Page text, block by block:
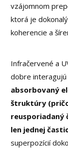
vzájomnom
ktorá je
koherencie a
Infračervené a
dobre interagujú
absorbovaný
štruktúry
reusporiadaný
len jednej
superpozícií